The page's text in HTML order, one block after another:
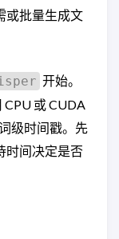
或批量生成文
开始。
或 CUDA
级时间戳。先
时间决定是否